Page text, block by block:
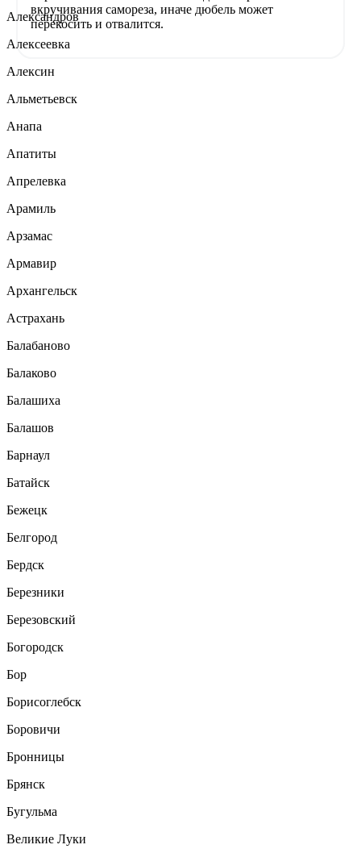
вкручивания самореза, иначе дюбель может
перекосить и отвалится.
Александров
Алексеевка
Алексин
Альметьевск
Анапа
Апатиты
Апрелевка
Арамиль
Арзамас
Армавир
Архангельск
Астрахань
Балабаново
Балаково
Балашиха
Балашов
Барнаул
Батайск
Бежецк
Белгород
Бердск
Березники
Березовский
Богородск
Бор
Борисоглебск
Боровичи
Бронницы
Брянск
Бугульма
Великие Луки